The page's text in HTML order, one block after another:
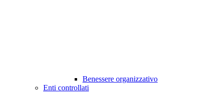
Benessere organizzativo
Enti controllati